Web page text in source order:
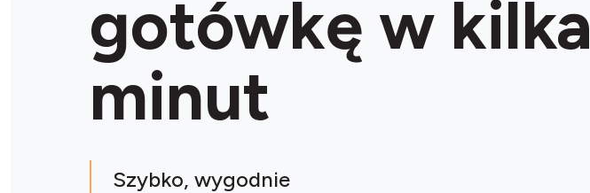
gotówkę w kilka
minut
Szybko, wygodnie